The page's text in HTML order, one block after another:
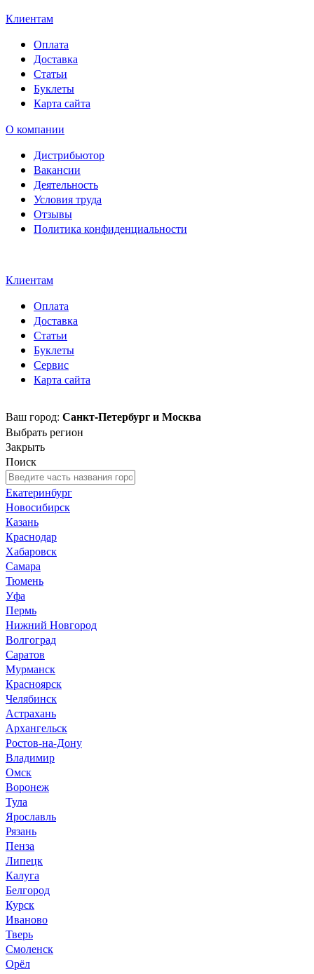
Клиентам
Оплата
Доставка
Статьи
Буклеты
Карта сайта
О компании
Дистрибьютор
Вакансии
Деятельность
Условия труда
Отзывы
Политика конфиденциальности
Клиентам
Оплата
Доставка
Статьи
Буклеты
Сервис
Карта сайта
Ваш город: Санкт-Петербург и Москва
Выбрать регион
Закрыть
Поиск
Екатеринбург
Новосибирск
Казань
Краснодар
Хабаровск
Самара
Тюмень
Уфа
Пермь
Нижний Новгород
Волгоград
Саратов
Мурманск
Красноярск
Челябинск
Астрахань
Архангельск
Ростов-на-Дону
Владимир
Омск
Воронеж
Тула
Ярославль
Рязань
Пенза
Липецк
Калуга
Белгород
Курск
Иваново
Тверь
Смоленск
Орёл